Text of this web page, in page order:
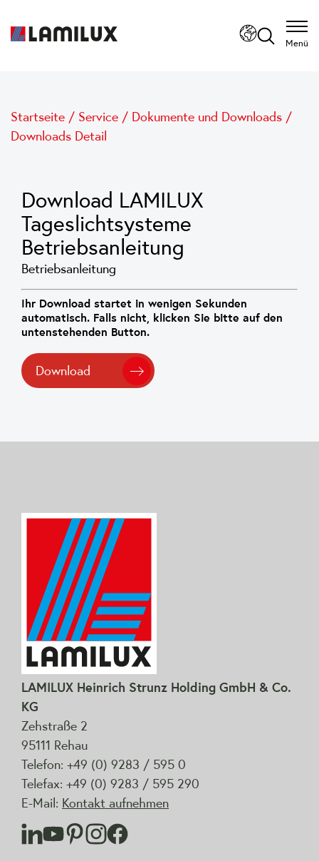
Menü
Startseite / Service / Dokumente und Downloads /
Downloads Detail
Download LAMILUX
Tageslichtsysteme
Betriebsanleitung
Betriebsanleitung
Ihr Download startet in wenigen Sekunden
automatisch. Falls nicht, klicken Sie bitte auf den
untenstehenden Button.
Download
LAMILUX Heinrich Strunz Holding GmbH & Co.
KG
Zehstraße 2
95111 Rehau
Telefon: +49 (0) 9283 / 595 0
Telefax: +49 (0) 9283 / 595 290
E-Mail: Kontakt aufnehmen